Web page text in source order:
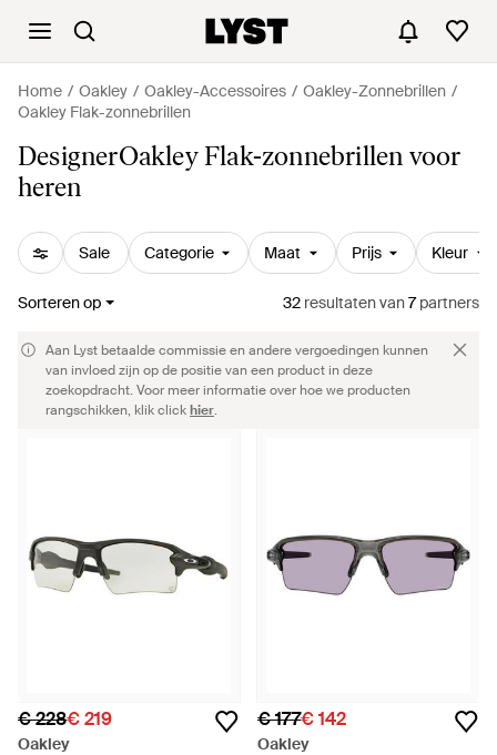
Home Oakley Oakley-Accessoires
Oakley-Zonnebrillen
Oakley Flak-zonnebrillen
DesignerOakley Flak-zonnebrillen voor
heren
Sale Categorie Maat Prijs Kleur
Sorteren op 32 resultatenvan7partners
Aan Lyst betaalde commissie en andere vergoedingen kunnen
van invloed zijn op de positie van een product in deze
zoekopdracht. Voor meer informatie over hoe we producten
rangschikken, klik clickhier.
€ 228€ 219
Oakley
€ 177€ 142
Oakley